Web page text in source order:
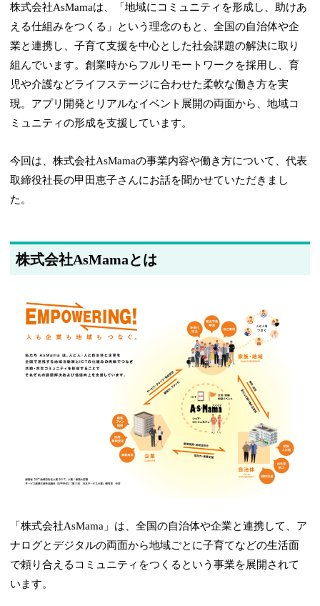
株式会社AsMamaは、「地域にコミュニティを形成し、助けあ
える仕組みをつくる」という理念のもと、全国の自治体や企
業と連携し、子育て支援を中心とした社会課題の解決に取り
組んでいます。創業時からフルリモートワークを採用し、育
児や介護などライフステージに合わせた柔軟な働き方を実
現。アプリ開発とリアルなイベント展開の両面から、地域コ
ミュニティの形成を支援しています。
今回は、株式会社AsMamaの事業内容や働き方について、代表
取締役社長の甲田恵子さんにお話を聞かせていただきまし
た。
株式会社AsMamaとは
「株式会社AsMama」は、全国の自治体や企業と連携して、ア
ナログとデジタルの両面から地域ごとに子育てなどの生活面
で頼り合えるコミュニティをつくるという事業を展開されて
います。